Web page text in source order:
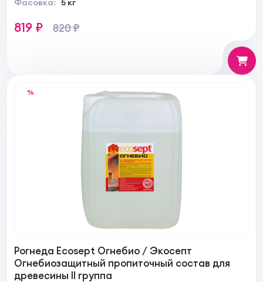
Фасовка: 5 кг
819 ₽ 820 ₽
%
Рогнеда Ecosept Огнебио / Экосепт
Огнебиозащитный пропиточный состав для
древесины II группа